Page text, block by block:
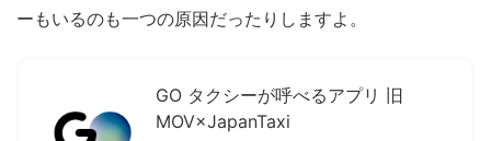
ーもいるのも一つの原因だったりしますよ。
GO タクシーが呼べるアプリ 旧
MOV×JapanTaxi